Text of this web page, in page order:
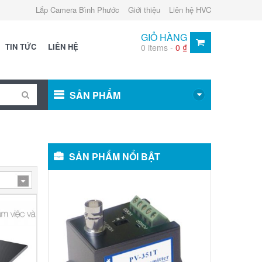
Lắp Camera Bình Phước Giới thiệu Liên hệ HVC
TIN TỨC LIÊN HỆ
GIỎ HÀNG
0 items -0 ₫
SẢN PHẨM
SẢN PHẨM NỔI BẬT